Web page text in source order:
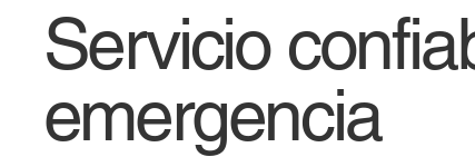
Servicio
emergencia